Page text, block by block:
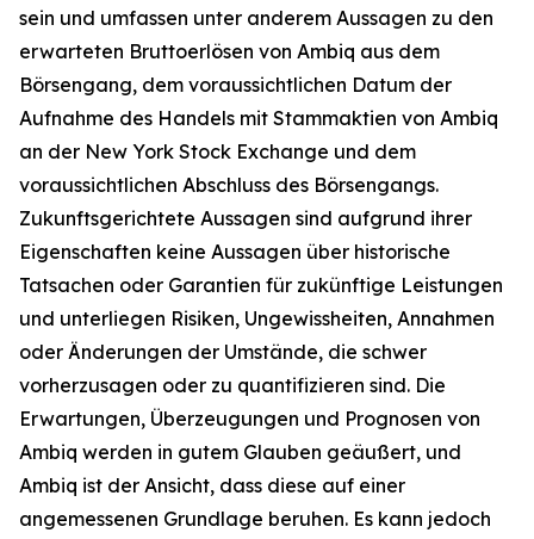
sein und umfassen unter anderem Aussagen zu den
erwarteten Bruttoerlösen von Ambiq aus dem
Börsengang, dem voraussichtlichen Datum der
Aufnahme des Handels mit Stammaktien von Ambiq
an der New York Stock Exchange und dem
voraussichtlichen Abschluss des Börsengangs.
Zukunftsgerichtete Aussagen sind aufgrund ihrer
Eigenschaften keine Aussagen über historische
Tatsachen oder Garantien für zukünftige Leistungen
und unterliegen Risiken, Ungewissheiten, Annahmen
oder Änderungen der Umstände, die schwer
vorherzusagen oder zu quantifizieren sind. Die
Erwartungen, Überzeugungen und Prognosen von
Ambiq werden in gutem Glauben geäußert, und
Ambiq ist der Ansicht, dass diese auf einer
angemessenen Grundlage beruhen. Es kann jedoch